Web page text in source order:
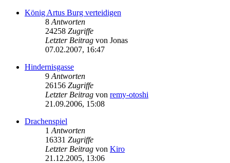
König Artus Burg verteidigen
8 Antworten
24258 Zugriffe
Letzter Beitrag von Jonas
07.02.2007, 16:47
Hindernisgasse
9 Antworten
26156 Zugriffe
Letzter Beitrag von remy-otoshi
21.09.2006, 15:08
Drachenspiel
1 Antworten
16331 Zugriffe
Letzter Beitrag von Kiro
21.12.2005, 13:06